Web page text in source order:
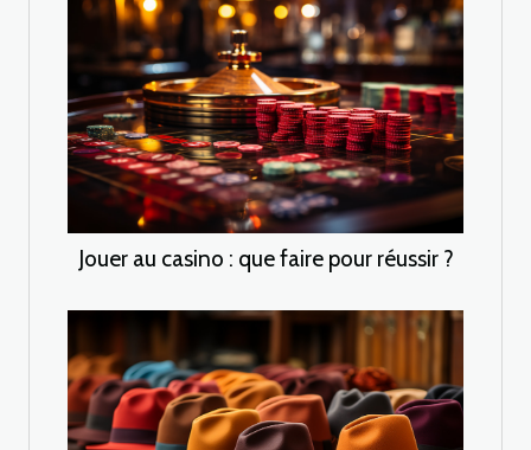
Jouer au casino : que faire pour réussir ?